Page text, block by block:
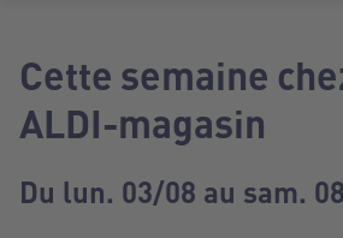
Cette semaine
ALDI-magasin
Du lun. 03/08 au sam.